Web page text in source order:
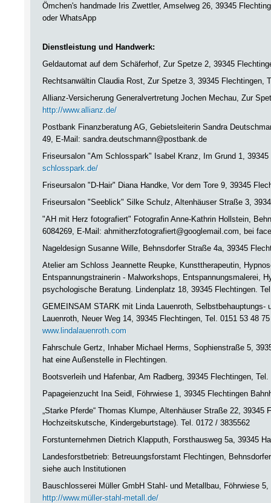
Ömchen's handmade Iris Zwettler, Amselweg 26, 39345
oder WhatsApp
Dienstleistung und Handwerk:
Geldautomat auf dem Schäferhof, Zur Spetze 2, 39345
Rechtsanwältin Claudia Rost, Zur Spetze 3, 39345 Flechtingen,
Allianz-Versicherung Generalvertretung Jochen Mechau, Zur
http://www.allianz.de/
Postbank Finanzberatung AG, Gebietsleiterin Sandra
49, E-Mail: sandra.deutschmann@postbank.de
Friseursalon "Am Schlosspark" Isabel Kranz, Im Grund 1,
schlosspark.de/
Friseursalon "D-Hair" Diana Handke, Vor dem Tore 9, 39345
Friseursalon "Seeblick" Silke Schulz, Altenhäuser Straße 3,
"AH mit Herz fotografiert" Fotografin Anne-Kathrin Hollstein,
6084269, E-Mail: ahmitherzfotografiert@googlemail.com, bei
Nageldesign Susanne Wille, Behnsdorfer Straße 4a, 39345
Atelier am Schloss Jeannette Reupke, Kunsttherapeutin,
Entspannungstrainerin - Malworkshops, Entspannungsmalerei,
psychologische Beratung. Lindenplatz 18, 39345 Flechtingen.
GEMEINSAM STARK mit Linda Lauenroth, Selbstbehauptungs-
Lauenroth, Neuer Weg 14, 39345 Flechtingen, Tel. 0151 53 48
www.lindalauenroth.com
Fahrschule Gertz, Inhaber Michael Herms, Sophienstraße 5,
hat eine Außenstelle in Flechtingen.
Bootsverleih und Hafenbar, Am Radberg, 39345 Flechtingen,
Papageienzucht Ina Seidl, Föhrwiese 1, 39345 Flechtingen
„Starke Pferde“ Thomas Klumpe, Altenhäuser Straße 22,
Hochzeitskutsche, Kindergeburtstage). Tel. 0172 / 3835562
Forstunternehmen Dietrich Klapputh, Forsthausweg 5a, 39345
Landesforstbetrieb: Betreuungsforstamt Flechtingen,
siehe auch Institutionen
Bauschlosserei Müller GmbH Stahl- und Metallbau, Föhrwiese
http://www.müller-stahl-metall.de/